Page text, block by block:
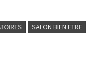
SALON BIEN ETRE